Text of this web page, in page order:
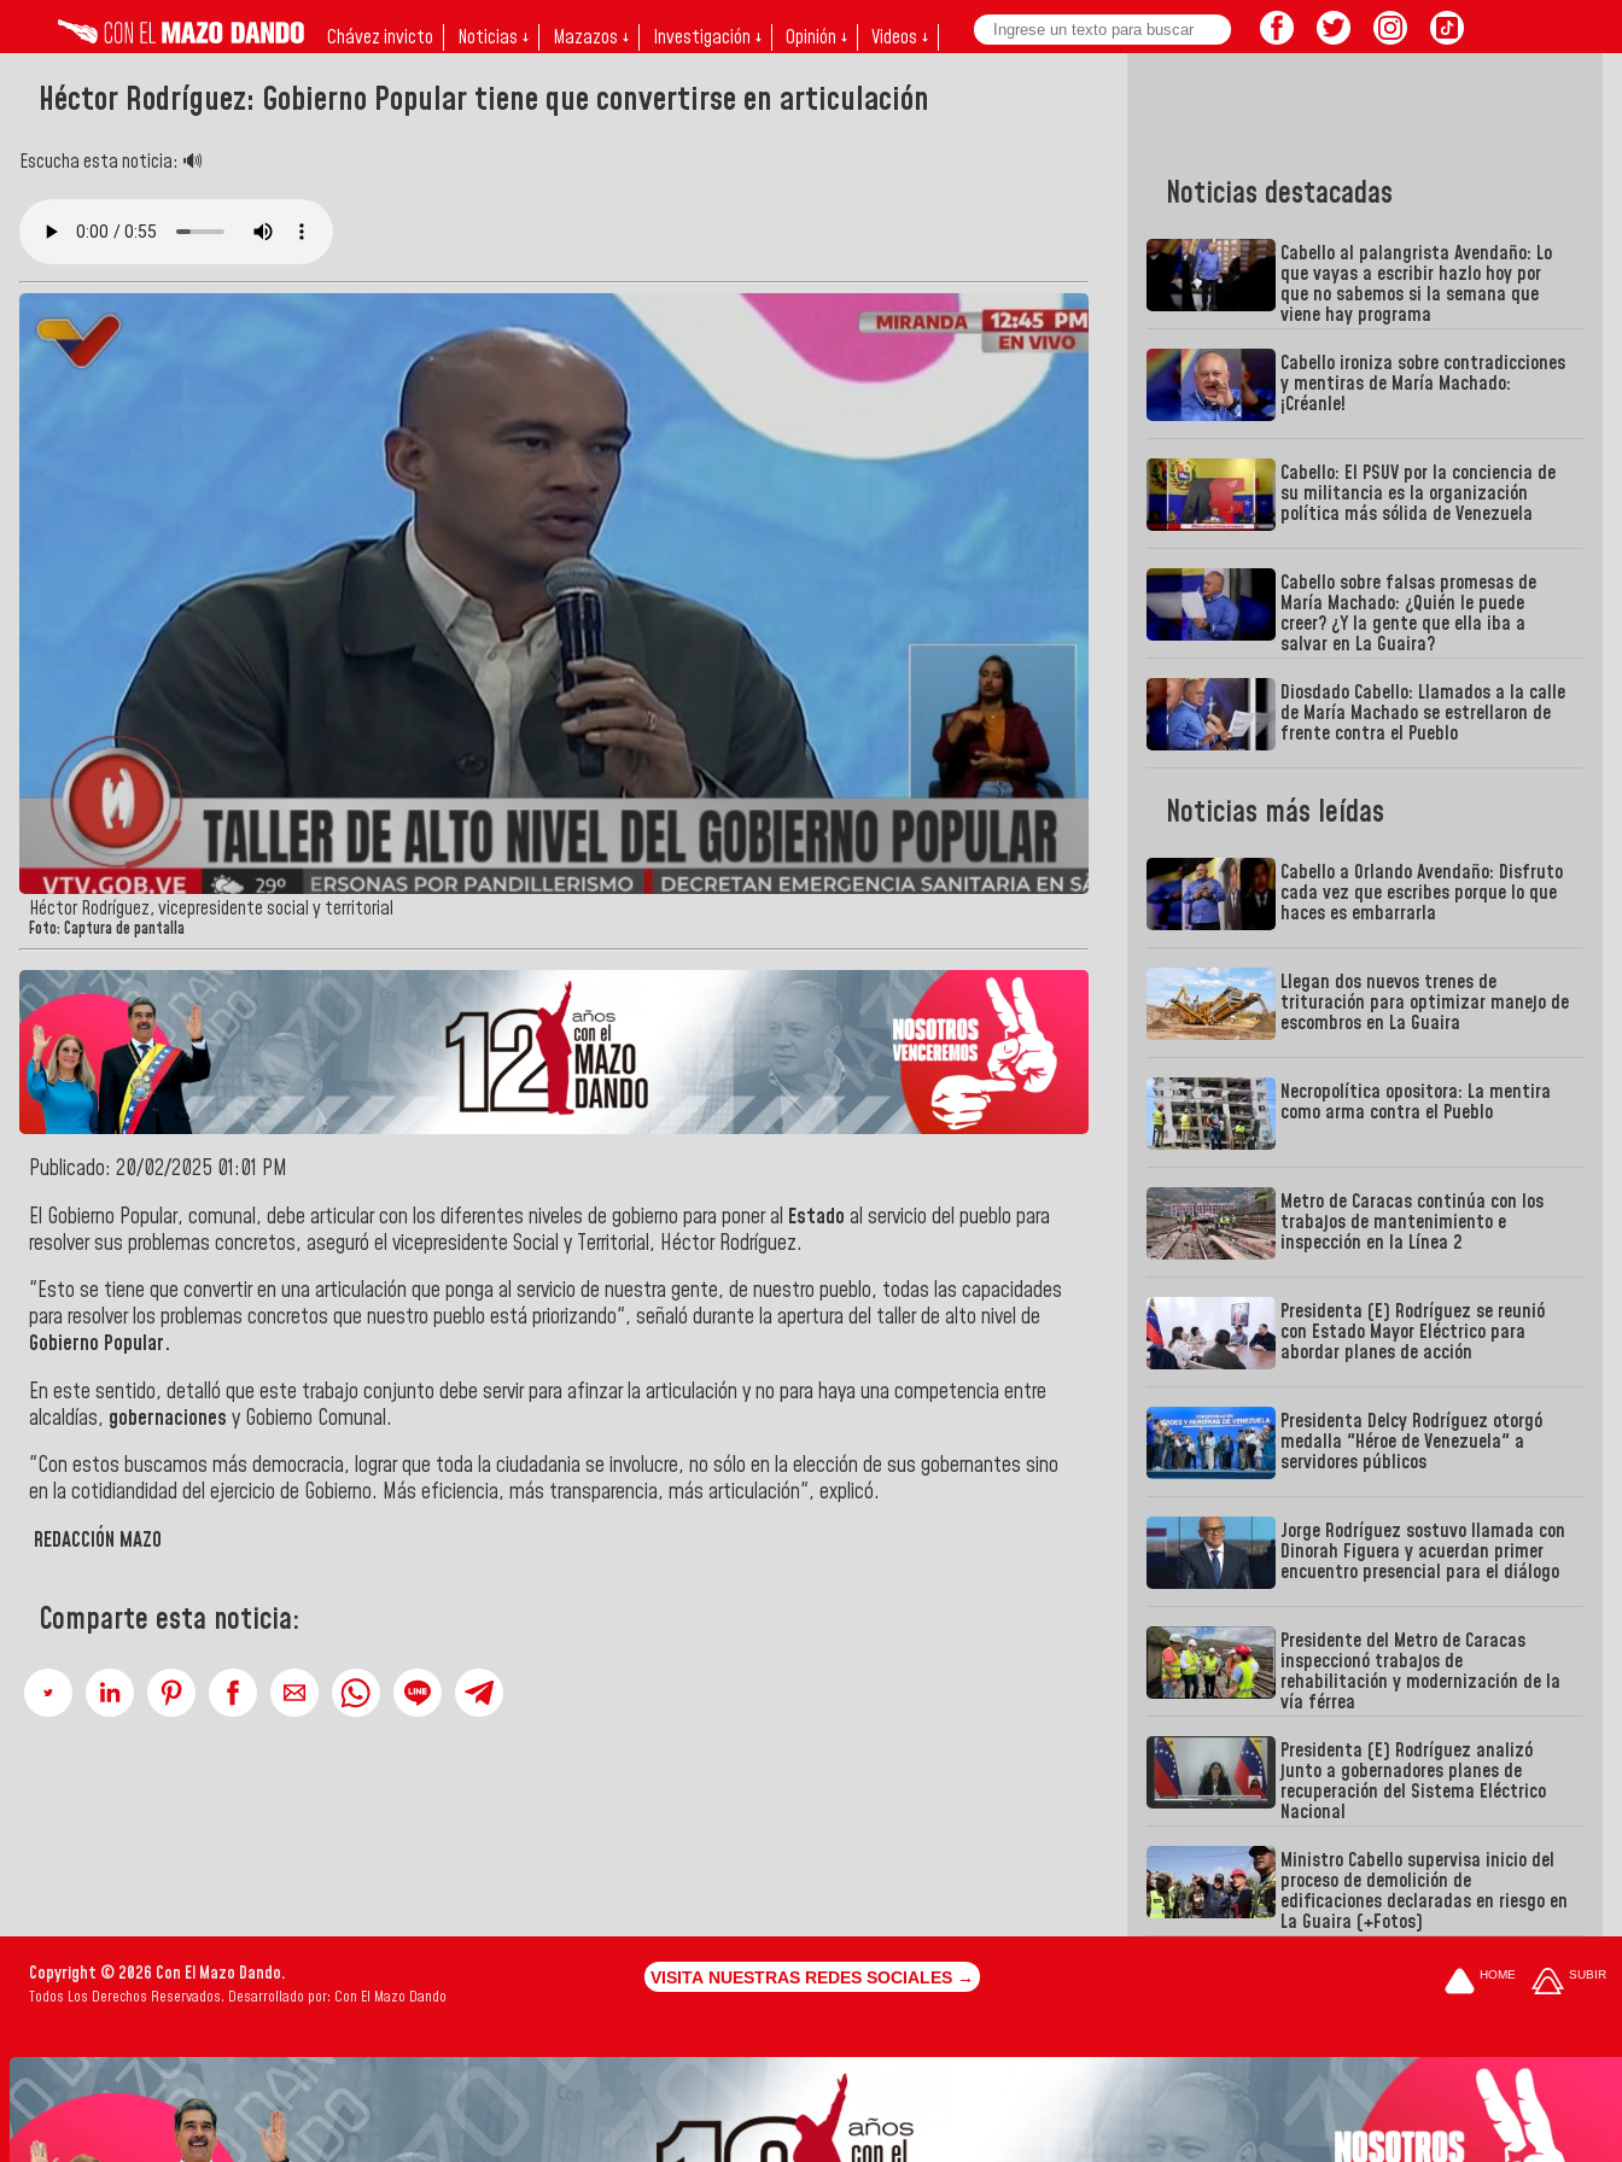
Chávez invicto Noticias ↓ Mazazos ↓ Investigación ↓ Opinión ↓ Videos ↓
Héctor Rodríguez: Gobierno Popular tiene que convertirse en articulación
Escucha esta noticia: 🔊
Héctor Rodríguez, vicepresidente social y territorial
Foto: Captura de pantalla
Publicado: 20/02/2025 01:01 PM
El Gobierno Popular, comunal, debe articular con los diferentes niveles de gobierno para poner al Estado al servicio del pueblo para
resolver sus problemas concretos, aseguró el vicepresidente Social y Territorial, Héctor Rodríguez.
"Esto se tiene que convertir en una articulación que ponga al servicio de nuestra gente, de nuestro pueblo, todas las capacidades
para resolver los problemas concretos que nuestro pueblo está priorizando", señaló durante la apertura del taller de alto nivel de
Gobierno Popular.
En este sentido, detalló que este trabajo conjunto debe servir para afinzar la articulación y no para haya una competencia entre
alcaldías, gobernaciones y Gobierno Comunal.
"Con estos buscamos más democracia, lograr que toda la ciudadania se involucre, no sólo en la elección de sus gobernantes sino
en la cotidiandidad del ejercicio de Gobierno. Más eficiencia, más transparencia, más articulación", explicó.
REDACCIÓN MAZO
Comparte esta noticia:
Noticias destacadas
Cabello al palangrista Avendaño: Lo
que vayas a escribir hazlo hoy por
que no sabemos si la semana que
viene hay programa
Cabello ironiza sobre contradicciones
y mentiras de María Machado:
¡Créanle!
Cabello: El PSUV por la conciencia de
su militancia es la organización
política más sólida de Venezuela
Cabello sobre falsas promesas de
María Machado: ¿Quién le puede
creer? ¿Y la gente que ella iba a
salvar en La Guaira?
Diosdado Cabello: Llamados a la calle
de María Machado se estrellaron de
frente contra el Pueblo
Noticias más leídas
Cabello a Orlando Avendaño: Disfruto
cada vez que escribes porque lo que
haces es embarrarla
Llegan dos nuevos trenes de
trituración para optimizar manejo de
escombros en La Guaira
Necropolítica opositora: La mentira
como arma contra el Pueblo
Metro de Caracas continúa con los
trabajos de mantenimiento e
inspección en la Línea 2
Presidenta (E) Rodríguez se reunió
con Estado Mayor Eléctrico para
abordar planes de acción
Presidenta Delcy Rodríguez otorgó
medalla "Héroe de Venezuela" a
servidores públicos
Jorge Rodríguez sostuvo llamada con
Dinorah Figuera y acuerdan primer
encuentro presencial para el diálogo
Presidente del Metro de Caracas
inspeccionó trabajos de
rehabilitación y modernización de la
vía férrea
Presidenta (E) Rodríguez analizó
junto a gobernadores planes de
recuperación del Sistema Eléctrico
Nacional
Ministro Cabello supervisa inicio del
proceso de demolición de
edificaciones declaradas en riesgo en
La Guaira (+Fotos)
Copyright © 2026 Con El Mazo Dando.
Todos Los Derechos Reservados. Desarrollado por: Con El Mazo Dando
VISITA NUESTRAS REDES SOCIALES → HOME SUBIR